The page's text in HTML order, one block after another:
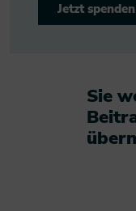
Jetzt spenden
Sie